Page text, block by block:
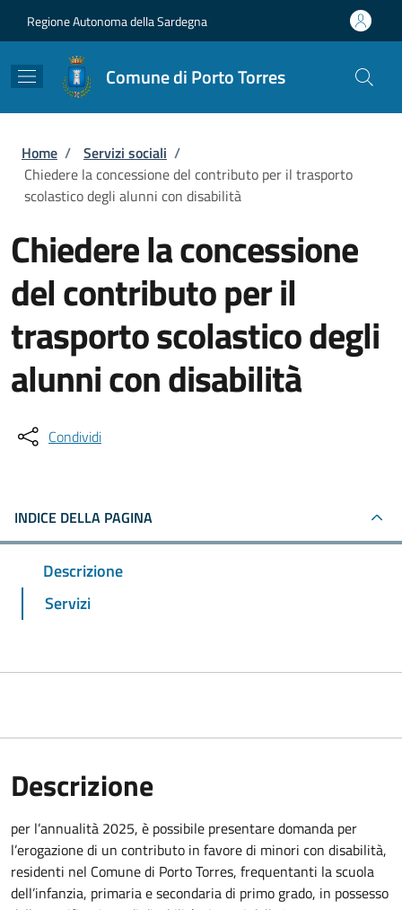
Regione Autonoma della Sardegna
Comune di Porto Torres
Briciole di pane
Home / Servizi sociali /
Chiedere la concessione del contributo per il trasporto
scolastico degli alunni con disabilità
Chiedere la concessione
del contributo per il
trasporto scolastico degli
alunni con disabilità
Condividi
INDICE DELLA PAGINA
Descrizione
Servizi
Descrizione
per l’annualità 2025, è possibile presentare domanda per
l’erogazione di un contributo in favore di minori con disabilità,
residenti nel Comune di Porto Torres, frequentanti la scuola
dell’infanzia, primaria e secondaria di primo grado, in possesso